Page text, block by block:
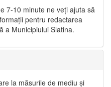
7-10 minute ne veți ajuta să
pentru redactarea
a Municipiului Slatina.
la măsurile de mediu și